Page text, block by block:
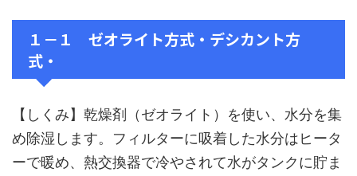
１－１ ゼオライト方式・デシカント方
式・
【しくみ】乾燥剤（ゼオライト）を使い、水分を集
め除湿します。フィルターに吸着した水分はヒータ
ーで暖め、熱交換器で冷やされて水がタンクに貯ま